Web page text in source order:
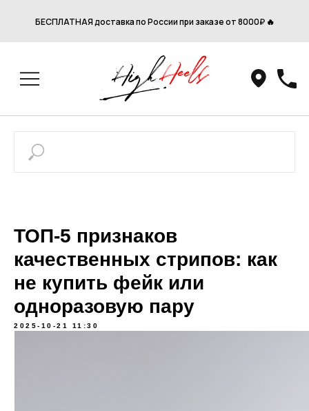
БЕСПЛАТНАЯ доставка по России при заказе от 8000₽ 🔥
ТОП-5 признаков
качественных стрипов: как
не купить фейк или
одноразовую пару
2025-10-21 11:30